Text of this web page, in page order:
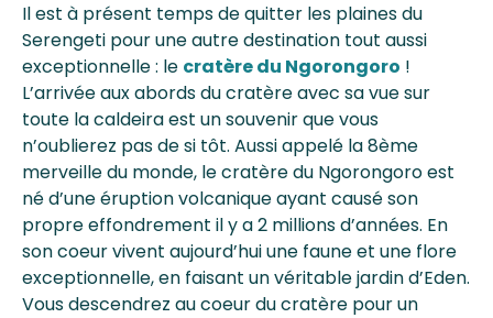
Il est à présent temps de quitter les plaines du
Serengeti pour une autre destination tout aussi
exceptionnelle : le cratère du Ngorongoro !
L’arrivée aux abords du cratère avec sa vue sur
toute la caldeira est un souvenir que vous
n’oublierez pas de si tôt. Aussi appelé la 8ème
merveille du monde, le cratère du Ngorongoro est
né d’une éruption volcanique ayant causé son
propre effondrement il y a 2 millions d’années. En
son coeur vivent aujourd’hui une faune et une flore
exceptionnelle, en faisant un véritable jardin d’Eden.
Vous descendrez au coeur du cratère pour un